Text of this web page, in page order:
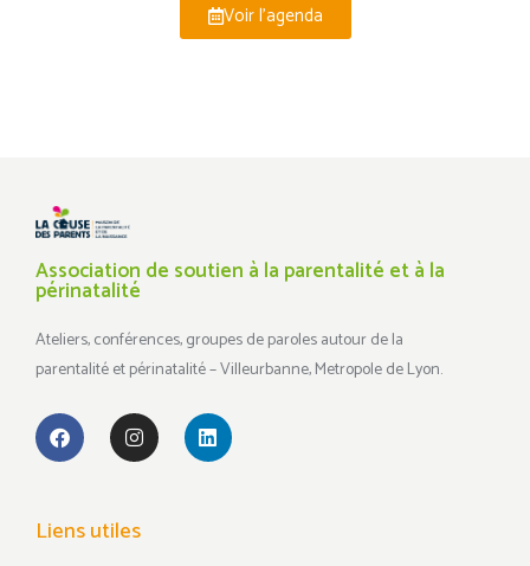
Voir l'agenda
Association de soutien à la parentalité et à la
périnatalité
Ateliers, conférences, groupes de paroles autour de la
parentalité et périnatalité – Villeurbanne, Metropole de Lyon.
Liens utiles